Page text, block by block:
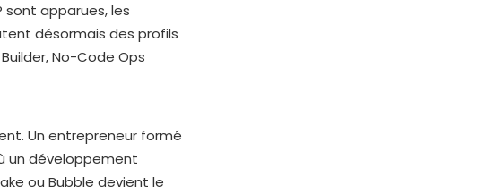
sont apparues, les
désormais des profils
No-Code Ops
Un entrepreneur formé
un développement
ou Bubble devient le